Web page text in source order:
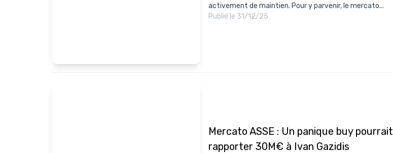
activement de maintien. Pour y parvenir, le mercato...
Publié le 31/12/25
Mercato ASSE : Un panique buy pourrait
rapporter 30M€ à Ivan Gazidis